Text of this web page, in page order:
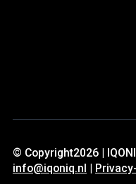
© Copyright2026 |
info@iqoniq.nl |